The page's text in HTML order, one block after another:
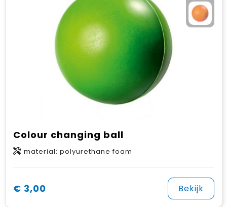
Colour changing ball
material: polyurethane foam
€ 3,00 Bekijk